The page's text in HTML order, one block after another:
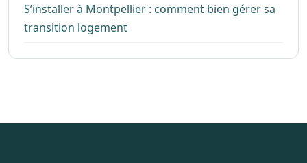
S’installer à Montpellier : comment bien gérer sa
transition logement